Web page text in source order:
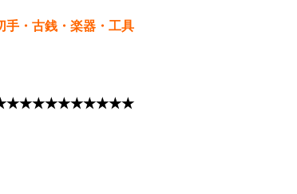
手・古銭・楽器・工具
★★★★